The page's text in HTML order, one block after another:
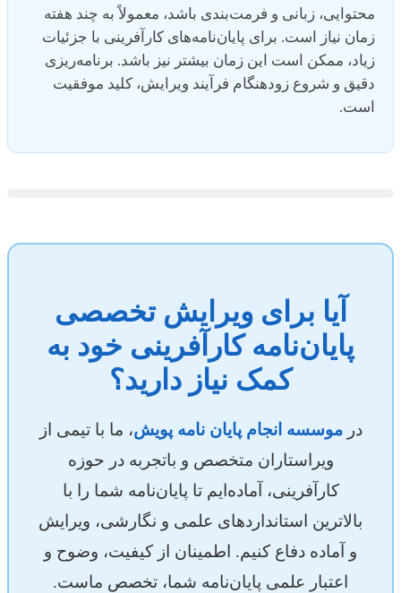
محتوایی، زبانی و فرمت‌بندی باشد، معمولاً به چند هفته
زمان نیاز است. برای پایان‌نامه‌های کارآفرینی با جزئیات
زیاد، ممکن است این زمان بیشتر نیز باشد. برنامه‌ریزی
دقیق و شروع زودهنگام فرآیند ویرایش، کلید موفقیت
است.
آیا برای ویرایش تخصصی
پایان‌نامه کارآفرینی خود به
کمک نیاز دارید؟
درموسسه انجام پایان نامه پویش، ما با تیمی از
ویراستاران متخصص و باتجربه در حوزه
کارآفرینی، آماده‌ایم تا پایان‌نامه شما را با
بالاترین استانداردهای علمی و نگارشی، ویرایش
و آماده دفاع کنیم. اطمینان از کیفیت، وضوح و
اعتبار علمی پایان‌نامه شما، تخصص ماست.